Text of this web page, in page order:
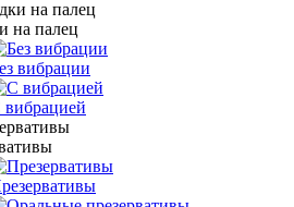
на палец
вибрации